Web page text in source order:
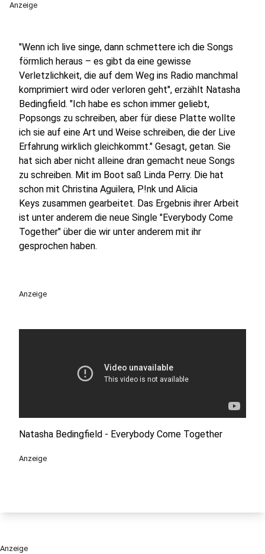
Anzeige
"Wenn ich live singe, dann schmettere ich die Songs
förmlich heraus – es gibt da eine gewisse
Verletzlichkeit, die auf dem Weg ins Radio manchmal
komprimiert wird oder verloren geht", erzählt Natasha
Bedingfield. "Ich habe es schon immer geliebt,
Popsongs zu schreiben, aber für diese Platte wollte
ich sie auf eine Art und Weise schreiben, die der Live
Erfahrung wirklich gleichkommt." Gesagt, getan. Sie
hat sich aber nicht alleine dran gemacht neue Songs
zu schreiben. Mit im Boot saß Linda Perry. Die hat
schon mit Christina Aguilera, P!nk und Alicia
Keys zusammen gearbeitet. Das Ergebnis ihrer Arbeit
ist unter anderem die neue Single "Everybody Come
Together" über die wir unter anderem mit ihr
gesprochen haben.
Anzeige
Natasha Bedingfield - Everybody Come Together
Anzeige
Anzeige